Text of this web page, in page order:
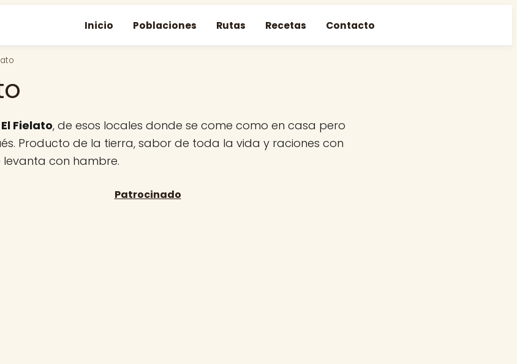
Inicio Poblaciones Rutas Recetas Contacto
El Fielato, de esos locales donde se come como en casa pero
Producto de la tierra, sabor de toda la vida y raciones con
levanta con hambre.